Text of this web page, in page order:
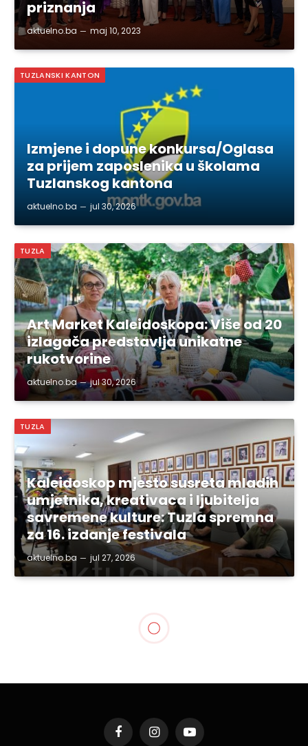
priznanja
aktuelno.ba maj 10, 2023
TUZLANSKI KANTON
Izmjene i dopune konkursa/Oglasa
za prijem zaposlenika u školama
Tuzlanskog kantona
aktuelno.ba jul 30, 2026
TUZLA
Art Market Kaleidoskopa: Više od 20
izlagača predstavlja unikatne
rukotvorine
aktuelno.ba jul 30, 2026
TUZLA
Kaleidoskop mjesto susreta mladih
umjetnika, kreativaca i ljubitelja
savremene kulture: Tuzla spremna
za 16. izdanje festivala
aktuelno.ba jul 27, 2026
Visoka škola FINra:
Obilježen Međunarodni
dan računovođa